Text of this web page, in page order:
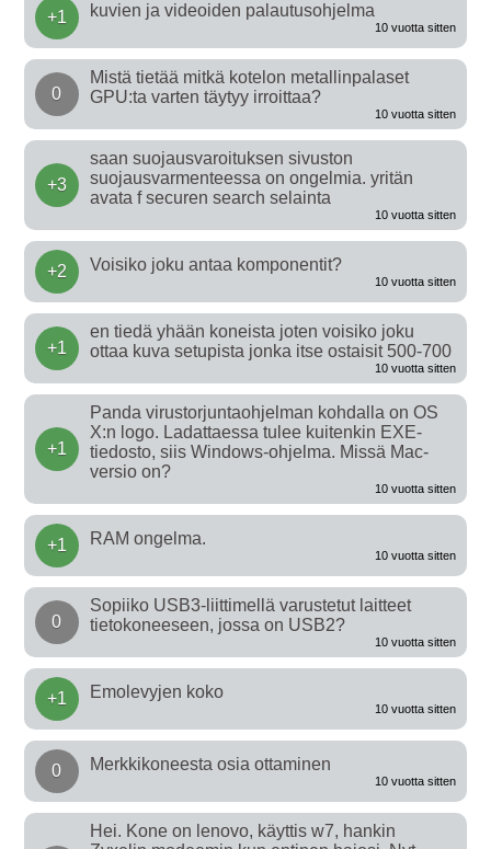
+1 kuvien ja videoiden palautusohjelma
10 vuotta sitten
0
Mistä tietää mitkä kotelon metallinpalaset
GPU:ta varten täytyy irroittaa?
10 vuotta sitten
+3
saan suojausvaroituksen sivuston
suojausvarmenteessa on ongelmia. yritän
avata f securen search selainta
10 vuotta sitten
+2 Voisiko joku antaa komponentit?
10 vuotta sitten
+1
en tiedä yhään koneista joten voisiko joku
ottaa kuva setupista jonka itse ostaisit 500-700
10 vuotta sitten
+1
Panda virustorjuntaohjelman kohdalla on OS
X:n logo. Ladattaessa tulee kuitenkin EXE-
tiedosto, siis Windows-ohjelma. Missä Mac-
versio on?
10 vuotta sitten
+1 RAM ongelma.
10 vuotta sitten
0
Sopiiko USB3-liittimellä varustetut laitteet
tietokoneeseen, jossa on USB2?
10 vuotta sitten
+1 Emolevyjen koko
10 vuotta sitten
0 Merkkikoneesta osia ottaminen
10 vuotta sitten
Hei. Kone on lenovo, käyttis w7, hankin